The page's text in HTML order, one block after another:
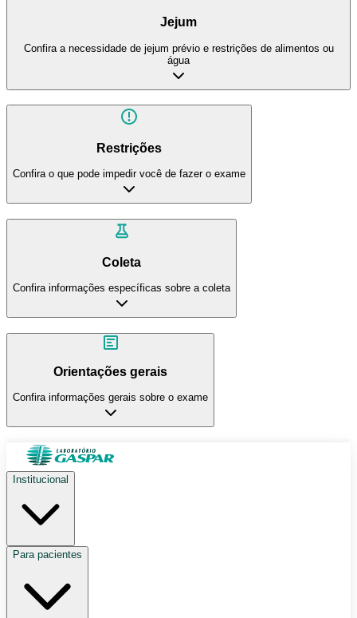
Jejum
Confira a necessidade de jejum prévio e restrições de alimentos ou
água
Restrições
Confira o que pode impedir você de fazer o exame
Coleta
Confira informações específicas sobre a coleta
Orientações gerais
Confira informações gerais sobre o exame
Institucional
Para pacientes